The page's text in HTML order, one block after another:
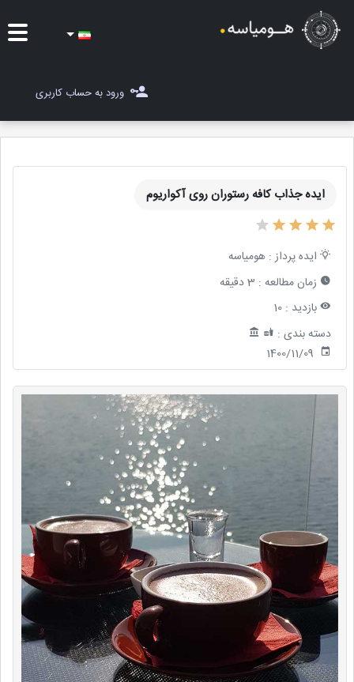
مجله هومیاسه
ورود به حساب کاربری
ایده جذاب کافه رستوران روی آکواریوم
ایده پرداز :هومیاسه
زمان مطالعه : 3 دقیقه
بازدید :10
دسته بندی :
1400/11/09